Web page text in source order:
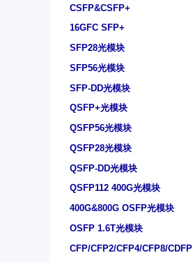
CSFP&CSFP+
16GFC SFP+
SFP28光模块
SFP56光模块
SFP-DD光模块
QSFP+光模块
QSFP56光模块
QSFP28光模块
QSFP-DD光模块
QSFP112 400G光模块
400G&800G OSFP光模块
OSFP 1.6T光模块
CFP/CFP2/CFP4/CFP8/CDFP